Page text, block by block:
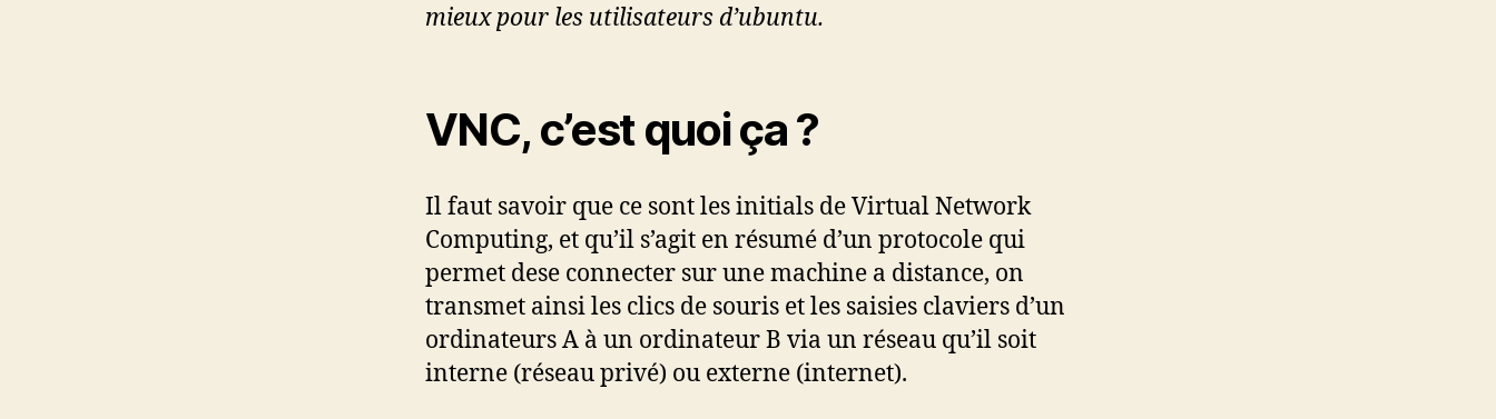
mieux pour les utilisateurs d’ubuntu.
VNC, c’est quoi ça ?
Il faut savoir que ce sont les initials de Virtual Network
Computing, et qu’il s’agit en résumé d’un protocole qui
permet dese connecter sur une machine a distance, on
transmet ainsi les clics de souris et les saisies claviers d’un
ordinateurs A à un ordinateur B via un réseau qu’il soit
interne (réseau privé) ou externe (internet).